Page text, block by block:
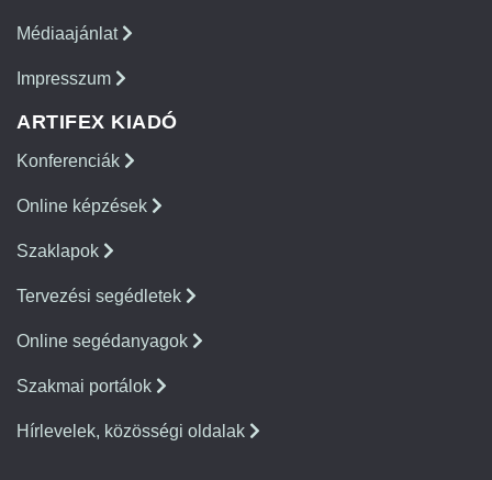
Médiaajánlat
Impresszum
ARTIFEX KIADÓ
Konferenciák
Online képzések
Szaklapok
Tervezési segédletek
Online segédanyagok
Szakmai portálok
Hírlevelek, közösségi oldalak